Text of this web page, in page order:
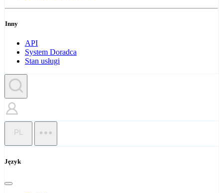
Inny
API
System Doradca
Stan usługi
PL
Język